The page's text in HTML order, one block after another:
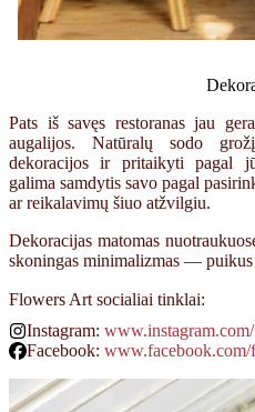
Pats iš savęs restoranas jau
augalijos. Natūralų sodo
dekoracijos ir pritaikyti pagal
galima samdytis savo pagal
ar reikalavimų šiuo atžvilgiu.
Dekoracijas matomas
skoningas minimalizmas —
Flowers Art socialiai tinklai:
Instagram:
Facebook: www.facebook.com/